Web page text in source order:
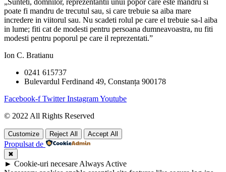
„Sunteti, domnilor, reprezentantii unui popor care este mandru si
poate fi mandru de trecutul sau, si care trebuie sa aiba mare
incredere in viitorul sau. Nu scadeti rolul pe care el trebuie sa-l aiba
in lume; fiti cat de modesti pentru persoana dumneavoastra, nu fiti
modesti pentru poporul pe care il reprezentati.”
Ion C. Bratianu
0241 615737
Bulevardul Ferdinand 49, Constanța 900178
Facebook-f Twitter InstagramYoutube
© 2022 All Rights Reserved
Customize Reject All Accept All
Propulsat de
✖
► Cookie-uri necesare Always Active